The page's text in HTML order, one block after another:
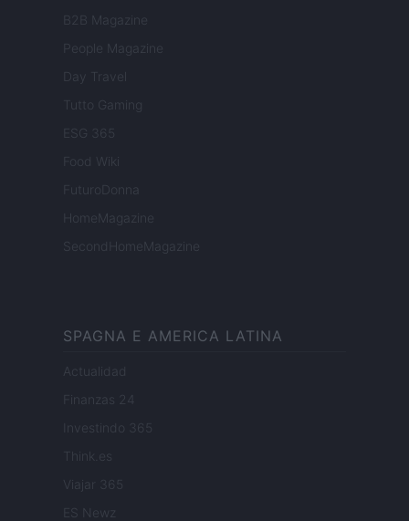
B2B Magazine
People Magazine
Day Travel
Tutto Gaming
ESG 365
Food Wiki
FuturoDonna
HomeMagazine
SecondHomeMagazine
SPAGNA E AMERICA LATINA
Actualidad
Finanzas 24
Investindo 365
Think.es
Viajar 365
ES Newz